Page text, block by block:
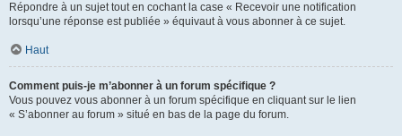
Répondre à un sujet tout en cochant la case « Recevoir une notification
lorsqu’une réponse est publiée » équivaut à vous abonner à ce sujet.
Haut
Comment puis-je m’abonner à un forum spécifique ?
Vous pouvez vous abonner à un forum spécifique en cliquant sur le lien
« S’abonner au forum » situé en bas de la page du forum.